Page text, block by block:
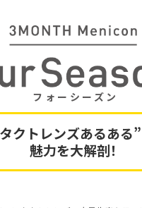
フォーシーズン
クトレンズあるある
魅力を大解剖！